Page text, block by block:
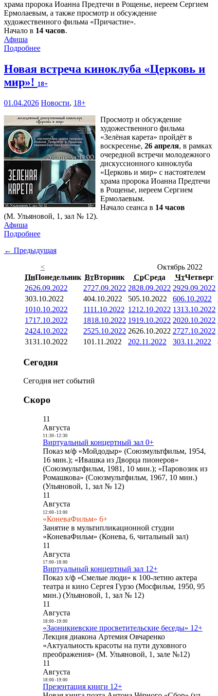
храма пророка Иоанна Предтечи в Рощенье, иереем Сергием
Ермолаевым, а также просмотр и обсуждение
художественного фильма «Причастие».
Начало в 14 часов.
Афиша
Подробнее
Новая встреча киноклуба «Церковь и
мир»! 18+
01.04.2026 Новости, 18+
Просмотр и обсуждение
художественного фильма
«Зелёная карета» пройдёт в
воскресенье, 26 апреля, в рамках
очередной встречи молодежного
дискуссионного киноклуба
«Церковь и мир» с настоятелем
храма пророка Иоанна Предтечи
в Рощенье, иереем Сергием
Ермолаевым.
Начало сеанса в 14 часов
(М. Ульяновой, 1, зал № 12).
Афиша
Подробнее
← Предыдущая
<
Октябрь 2022
ПнПонедельник ВтВторник СрСреда ЧтЧетверг
2626.09.2022 2727.09.2022 2828.09.2022 2929.09.2022
303.10.2022 404.10.2022 505.10.2022 606.10.2022
1010.10.2022 1111.10.2022 1212.10.2022 1313.10.2022
1717.10.2022 1818.10.2022 1919.10.2022 2020.10.2022
2424.10.2022 2525.10.2022 2626.10.2022 2727.10.2022
3131.10.2022 101.11.2022 202.11.2022 303.11.2022
Сегодня
Сегодня нет событий
Скоро
11
Августа
11:30- 12:30
Виртуальный концертный зал 0+
Показ м/ф «Мойдодыр» (Союзмультфильм, 1954,
16 мин.); «Ивашка из Дворца пионеров»
(Союзмультфильм, 1981, 10 мин.); «Паровозик из
Ромашкова» (Союзмультфильм, 1967, 10 мин.)
(Ульяновой, 1, зал № 12)
11
Августа
12:00- 13:00
«КоневаФильм» 6+
Занятие в мультипликационной студии
«КоневаФильм» (Конева, 6, читальный зал)
11
Августа
17:00- 18:00
Виртуальный концертный зал 12+
Показ х/ф «Смелые люди» к 100-летию актера
театра и кино Сергея Гурзо (Мосфильм, 1950, 95
мин.) (Ульяновой, 1, зал № 12)
11
Августа
18:00- 19:00
«Заоникиевские просветительские беседы» 12+
Лекция диакона Артемия Овчаренко
«Актуальность красоты на пути духовного
преображения» (М. Ульяновой, 1, зале №12)
11
Августа
18:00- 19:00
Презентация книги 12+